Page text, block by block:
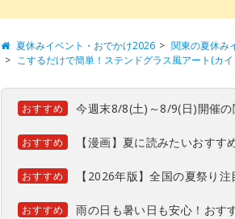
夏休みイベント・おでかけ2026 関東の夏休み
こするだけで簡単！ステンドグラス風アート(カ
おすすめ 今週末8/8(土)～8/9(日)開催
おすすめ 【漫画】夏に読みたいおすす
おすすめ 【2026年版】全国の夏祭り
おすすめ 雨の日も暑い日も安心！おす